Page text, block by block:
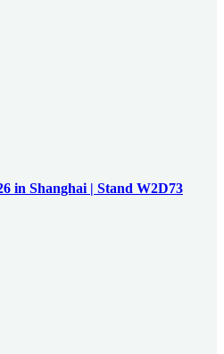
in Shanghai | Stand W2D73